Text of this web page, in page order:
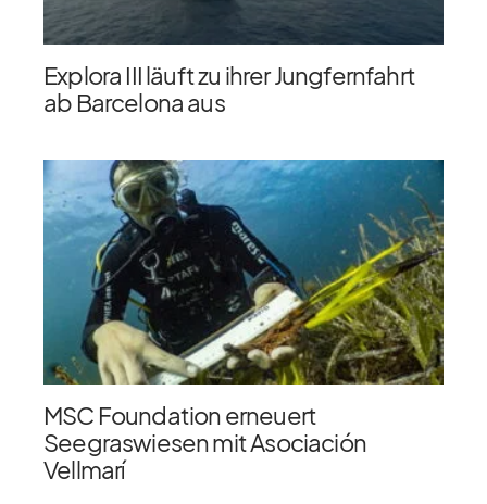
Explora III läuft zu ihrer Jungfernfahrt
ab Barcelona aus
MSC Foundation erneuert
Seegraswiesen mit Asociación
Vellmarí